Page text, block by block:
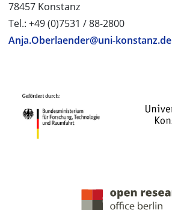
78457 Konstanz
Tel.: +49 (0)7531 / 88-2800
Anja.Oberlaender@uni-konstanz.de